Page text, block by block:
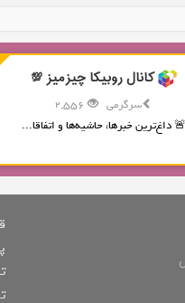
کانال روبیکا چیزمیز 💯
سرگرمی
2,556
🚨 داغ‌ترین خبرها، حاشیه‌ها و اتفاقا...